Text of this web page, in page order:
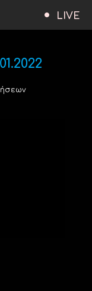
LIVE